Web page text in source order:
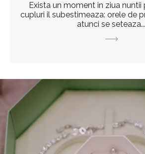
Exista un moment in ziua
cupluri il subestimeaza: orele de
atunci se seteaza...